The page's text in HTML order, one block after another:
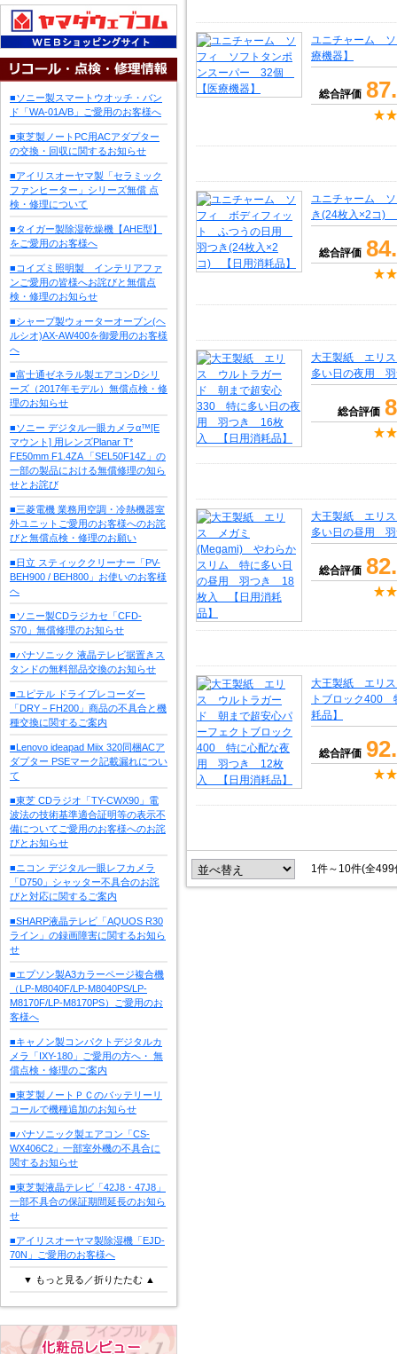
■ソニー製スマートウオッチ・バン
ド「WA-01A/B」ご愛用のお客様へ
■東芝製ノートPC用ACアダプター
の交換・回収に関するお知らせ
■アイリスオーヤマ製「セラミック
ファンヒーター」シリーズ無償 点
検・修理について
■タイガー製除湿乾燥機【AHE型】
をご愛用のお客様へ
■コイズミ照明製 インテリアファ
ンご愛用の皆様へお詫びと無償点
検・修理のお知らせ
■シャープ製ウォーターオーブン(ヘ
ルシオ)AX-AW400を御愛用のお客様
へ
■富士通ゼネラル製エアコンDシリ
ーズ（2017年モデル）無償点検・修
理のお知らせ
■ソニー デジタル一眼カメラα™[E
マウント] 用レンズPlanar T*
FE50mm F1.4ZA 「SEL50F14Z」の
一部の製品における無償修理の知ら
せとお詫び
■三菱電機 業務用空調・冷熱機器室
外ユニットご愛用のお客様へのお詫
びと無償点検・修理のお願い
■日立 スティッククリーナー「PV-
BEH900 / BEH800」お使いのお客様
へ
■ソニー製CDラジカセ「CFD-
S70」無償修理のお知らせ
■パナソニック 液晶テレビ据置きス
タンドの無料部品交換のお知らせ
■ユピテル ドライブレコーダー
「DRY－FH200」商品の不具合と機
種交換に関するご案内
■Lenovo ideapad Miix 320同梱ACア
ダプター PSEマーク記載漏れについ
て
■東芝 CDラジオ「TY-CWX90」電
波法の技術基準適合証明等の表示不
備についてご愛用のお客様へのお詫
びとお知らせ
■ニコン デジタル一眼レフカメラ
「D750」シャッター不具合のお詫
びと対応に関するご案内
■SHARP液晶テレビ「AQUOS R30
ライン」の録画障害に関するお知ら
せ
■エプソン製A3カラーページ複合機
（LP-M8040F/LP-M8040PS/LP-
M8170F/LP-M8170PS）ご愛用のお
客様へ
■キャノン製コンパクトデジタルカ
メラ「IXY-180」ご愛用の方へ・ 無
償点検・修理のご案内
■東芝製ノートＰＣのバッテリーリ
コールで機種追加のお知らせ
■パナソニック製エアコン「CS-
WX406C2」一部室外機の不具合に
関するお知らせ
■東芝製液晶テレビ「42J8・47J8」
一部不具合の保証期間延長のお知ら
せ
■アイリスオーヤマ製除湿機「EJD-
70N」ご愛用のお客様へ
▼ もっと見る／折りたたむ ▲
ユニチャーム
療機器】
総合評価
ユニチャーム
き(24枚入×2コ)
総合評価
大王製紙 エリ
多い日の夜用
総合評価
大王製紙 エリ
多い日の昼用
総合評価
大王製紙 エリ
トブロック400
耗品】
総合評価
1件～10件(全